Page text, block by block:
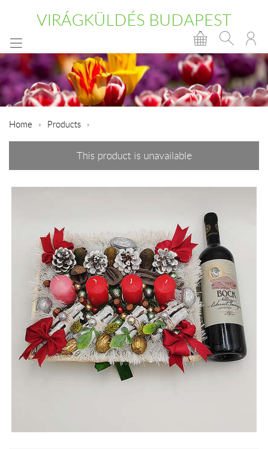
VIRÁGKÜLDÉS BUDAPEST
Home Products
This product is unavailable